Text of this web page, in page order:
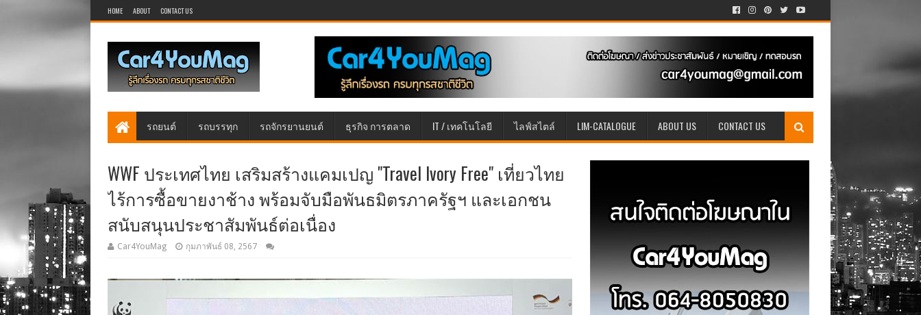
HOME ABOUT CONTACT US
รถยนต์ รถบรรทุก รถจักรยานยนต์ ธุรกิจ การตลาด IT / เทคโนโลยี ไลฟ์สไตล์ LIM-CATALOGUE ABOUT US CONTACT US
WWF ประเทศไทย เสริมสร้างแคมเปญ "Travel Ivory Free" เที่ยวไทย
ไร้การซื้อขายงาช้าง พร้อมจับมือพันธมิตรภาครัฐฯ และเอกชน
สนับสนุนประชาสัมพันธ์ต่อเนื่อง
Car4YouMag กุมภาพันธ์ 08, 2567